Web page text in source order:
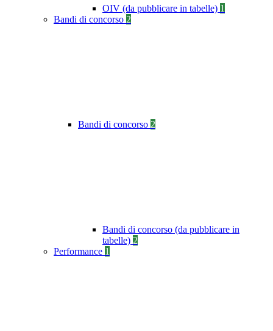
OIV (da pubblicare in tabelle) 1
Bandi di concorso 2
Bandi di concorso 2
Bandi di concorso (da pubblicare in
tabelle) 2
Performance 1